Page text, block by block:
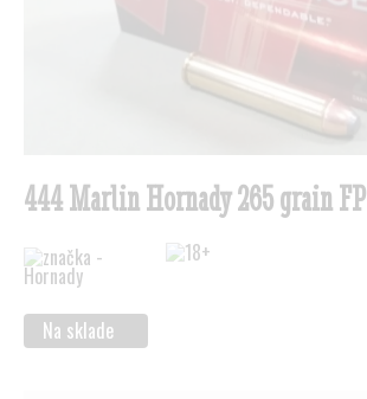
444 Marlin Hornady 265 grain FP
Na sklade